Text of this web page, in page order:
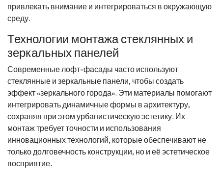
привлекать внимание и интегрироваться в окружающую
среду.
Технологии монтажа стеклянных и
зеркальных панелей
Современные лофт-фасады часто используют
стеклянные и зеркальные панели, чтобы создать
эффект «зеркального города». Эти материалы помогают
интегрировать динамичные формы в архитектуру,
сохраняя при этом урбанистическую эстетику. Их
монтаж требует точности и использования
инновационных технологий, которые обеспечивают не
только долговечность конструкции, но и её эстетическое
восприятие.